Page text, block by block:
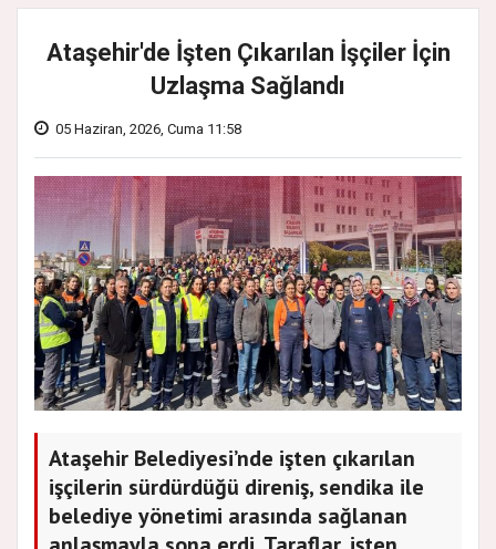
Ataşehir'de İşten Çıkarılan İşçiler İçin
Uzlaşma Sağlandı
05 Haziran, 2026, Cuma 11:58
Ataşehir Belediyesi’nde işten çıkarılan
işçilerin sürdürdüğü direniş, sendika ile
belediye yönetimi arasında sağlanan